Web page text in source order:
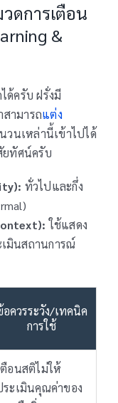
ดการเตือน
&
ด้ครับ ฝรั่งมี
ามารถแต่ง
วนเหล่านี้เข้าไปได้
ยทัศน์ครับ
ทั่วไปและกึ่ง
ใช้แสดง
มินสถานการณ์
อควรระวัง/เทคนิค
การใช้
ตือนสติไม่ให้
ะเมินคุณค่าของ